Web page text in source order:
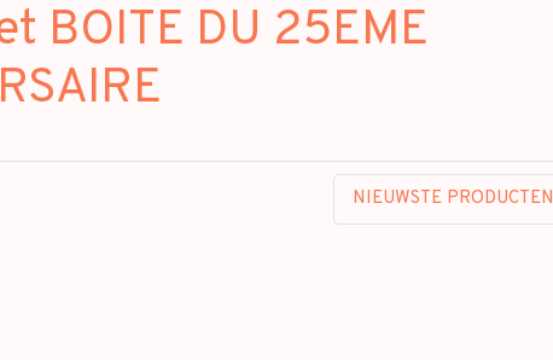
BOITE DU 25EME
NIEUWSTE PRODUCTEN